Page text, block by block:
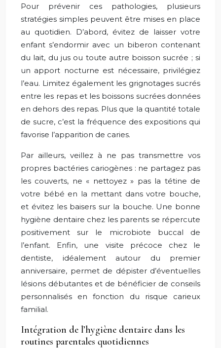
Pour prévenir ces pathologies, plusieurs
stratégies simples peuvent être mises en place
au quotidien. D’abord, évitez de laisser votre
enfant s’endormir avec un biberon contenant
du lait, du jus ou toute autre boisson sucrée ; si
un apport nocturne est nécessaire, privilégiez
l’eau. Limitez également les grignotages sucrés
entre les repas et les boissons sucrées données
en dehors des repas. Plus que la quantité totale
de sucre, c’est la fréquence des expositions qui
favorise l’apparition de caries.
Par ailleurs, veillez à ne pas transmettre vos
propres bactéries cariogènes : ne partagez pas
les couverts, ne « nettoyez » pas la tétine de
votre bébé en la mettant dans votre bouche,
et évitez les baisers sur la bouche. Une bonne
hygiène dentaire chez les parents se répercute
positivement sur le microbiote buccal de
l’enfant. Enfin, une visite précoce chez le
dentiste, idéalement autour du premier
anniversaire, permet de dépister d’éventuelles
lésions débutantes et de bénéficier de conseils
personnalisés en fonction du risque carieux
familial.
Intégration de l’hygiène dentaire dans les
routines parentales quotidiennes